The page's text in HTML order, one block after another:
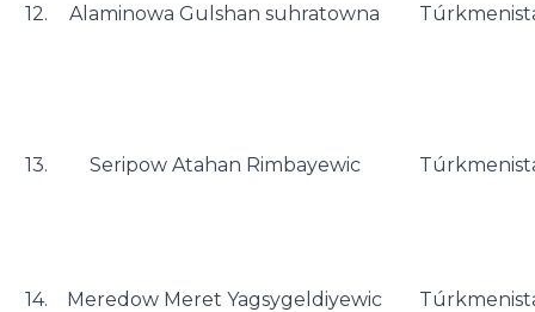
12. Alaminowa Gulshan suhratowna
13. Seripow Atahan Rimbayewic
14. Meredow Meret Yagsygeldiyewic